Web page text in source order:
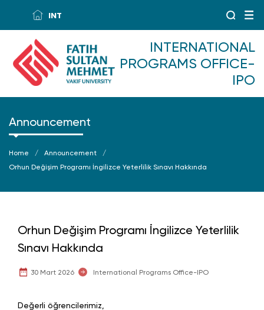
INT
INTERNATIONAL
PROGRAMS OFFICE-
IPO
Announcement
Home
Announcement
Orhun Değişim Programı İngilizce Yeterlilik Sınavı Hakkında
Orhun Değişim Programı İngilizce Yeterlilik
Sınavı Hakkında
30 Mart 2026 International Programs Office-IPO
Değerli öğrencilerimiz,